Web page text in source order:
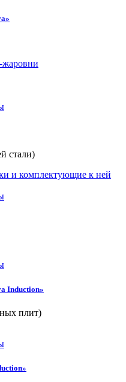
стали)
и комплектующие к ней
Induction»
плит)